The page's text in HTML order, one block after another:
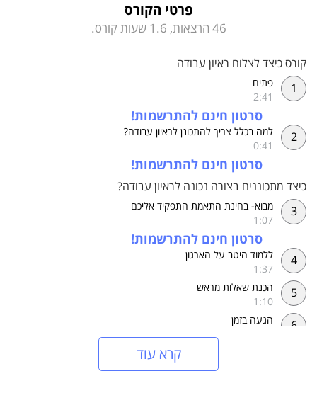
כיצד מתמודדים עם שאלות המראיין, איך מעבירים מסרים, מה
עושים ומה לא עושים, כיצד להפגין מוטיבציה גבוהה ועוד.
הקורס שזור בדוגמאות רבות ונותן כיסוי ומענה רחב למגוון תפקידים
עם ילדים, פורשי צבא ומרואיינים בדרגי ניהול בכירים.
הקורס "כיצד לצלוח ראיון עבודה" מכיל סל כלים מלא למחפשי
עבודה ומתקיים בו דיאלוג מפרה בין שני מומחים מובילים בתחומם:
יעל מירון וד"ר יניב זייד. יעל היא מומחית לתהליכי גיוס והשמה ויניב
מומחה לשכנוע.
בסיומו של הקורס יהיו בידכם ההבנה, הידע והכלים כיצד לעבור את
ראיון העבודה בהצלחה ולזכות בתפקיד הרצוי. בהצלחה!
פרטי הקורס
46 הרצאות, 1.6 שעות קורס.
קורס כיצד לצלוח ראיון עבודה
1
פתיח
2:41
סרטון חינם להתרשמות!
2
למה בכלל צריך להתכונן לראיון עבודה?
0:41
סרטון חינם להתרשמות!
כיצד מתכוננים בצורה נכונה לראיון עבודה?
3
מבוא- בחינת התאמת התפקיד אליכם
1:07
סרטון חינם להתרשמות!
4
ללמוד היטב על הארגון
1:37
5
הכנת שאלות מראש
1:10
6
הגעה בזמן
קרא עוד